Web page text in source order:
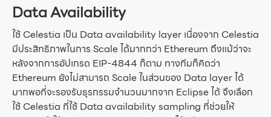
Data Availability
ใช้ Celestia เป็น Data availability layer เนื่องจาก Celestia
มีประสิทธิภาพในการ Scale ได้มากกว่า Ethereum ถึงแม้ว่าจะ
หลังจากการอัปเกรด EIP-4844 ก็ตาม ทางทีมก็คิดว่า
Ethereum ยังไม่สามารถ Scale ในส่วนของ Data layer ได้
มากพอที่จะรองรับธุรกรรมจำนวนมากจาก Eclipse ได้ จึงเลือก
ใช้ Celestia ที่ใช้ Data availability sampling ที่ช่วยให้